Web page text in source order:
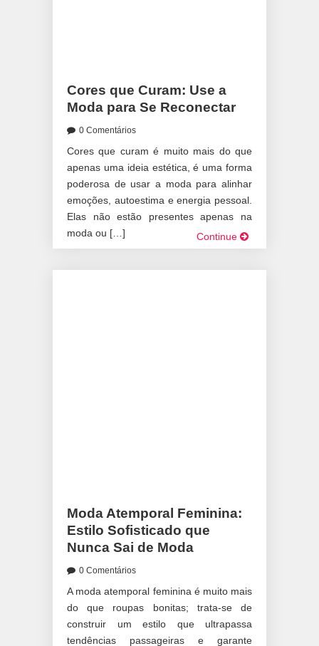
Cores que Curam: Use a
Moda para Se Reconectar
0 Comentários
Cores que curam é muito mais do que
apenas uma ideia estética, é uma forma
poderosa de usar a moda para alinhar
emoções, autoestima e energia pessoal.
Elas não estão presentes apenas na
moda ou […]
Continue
Moda Atemporal Feminina:
Estilo Sofisticado que
Nunca Sai de Moda
0 Comentários
A moda atemporal feminina é muito mais
do que roupas bonitas; trata-se de
construir um estilo que ultrapassa
tendências passageiras e garante